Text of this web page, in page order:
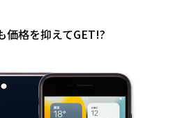
価格を抑えてGET!?